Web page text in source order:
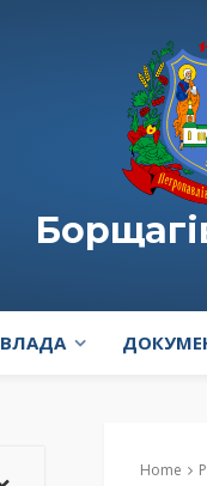
ВЛАДА
Home